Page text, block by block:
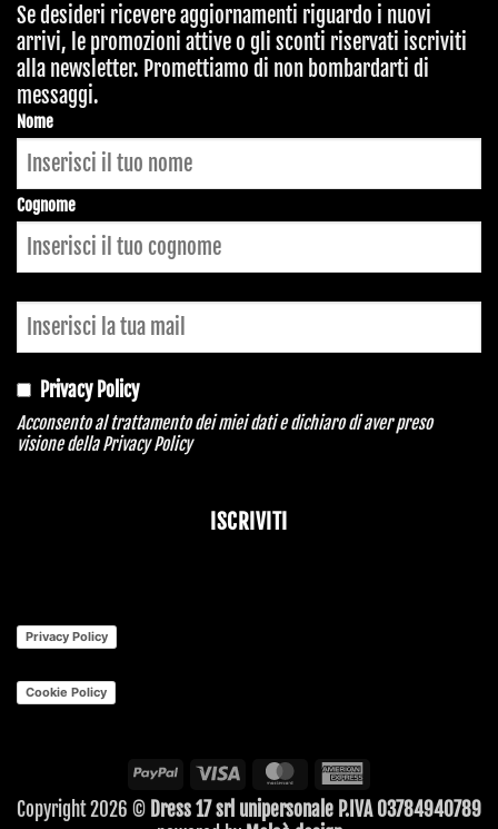
Se desideri ricevere aggiornamenti riguardo i nuovi
arrivi, le promozioni attive o gli sconti riservati iscriviti
alla newsletter. Promettiamo di non bombardarti di
messaggi.
Nome
Cognome
Privacy Policy
Acconsento al trattamento dei miei dati e dichiaro di aver preso
visione dellaPrivacy Policy
ISCRIVITI
Privacy Policy
Cookie Policy
PayPal Visa MasterCard
Express
Copyright 2026 © Dress 17 srl unipersonale P.IVA 03784940789